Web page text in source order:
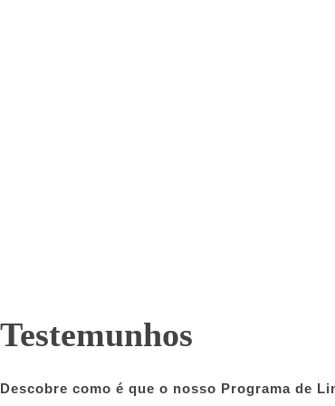
Testemunhos
Descobre como é que o nosso Programa de